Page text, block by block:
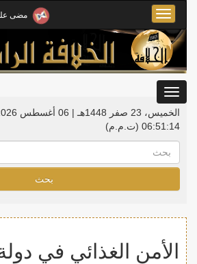
مضى
Toggle
navigation
الخميس، 23 صفر 1448هـ | 06 أغسطس 2026م |
06:51:15 (ت.م.م)
بحث
الأمن الغذائي في